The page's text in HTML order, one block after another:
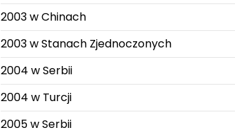
2003 w Chinach
2003 w Stanach Zjednoczonych
2004 w Serbii
2004 w Turcji
2005 w Serbii